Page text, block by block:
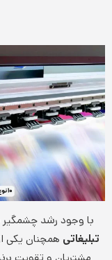
با وجود رشد چشمگیر
تبلیغاتی همچنان یکی